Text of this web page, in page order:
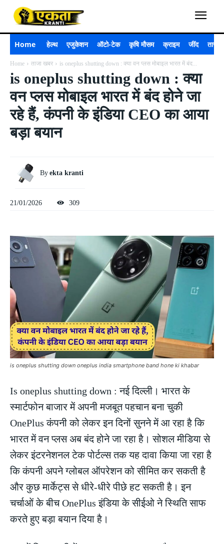
Home हेल्थ एजुकेशन ऑटो-टेक कृषि मौसम क्राइम जींद ताजा
Home ताजा खबर is oneplus shutting down : क्या वन प्लस मोबाइल भारत में बंद...
is oneplus shutting down : क्या
वन प्लस मोबाइल भारत में बंद होने जा
रहे हैं, कंपनी के इंडिया CEO का आया
बड़ा बयान
By ekta kranti
21/01/2026 309
is oneplus shutting down oneplus india smartphone band hone ki khabar
Is oneplus shutting down : नई दिल्ली। भारत के
स्मार्टफोन बाजार में अपनी मजबूत पहचान बना चुकी
OnePlus कंपनी को लेकर इन दिनों सुनने में आ रहा है कि
भारत में वन प्लस अब बंद होने जा रहा है। सोशल मीडिया से
लेकर इंटरनेशनल टेक पोर्टल्स तक यह दावा किया जा रहा है
कि कंपनी अपने ग्लोबल ऑपरेशन को सीमित कर सकती है
और कुछ मार्केट्स से धीरे-धीरे पीछे हट सकती है। इन
चर्चाओं के बीच OnePlus इंडिया के सीईओ ने स्थिति साफ
करते हुए बड़ा बयान दिया है।